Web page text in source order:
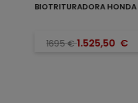
Precio
1695€Precio
1.525,50 €